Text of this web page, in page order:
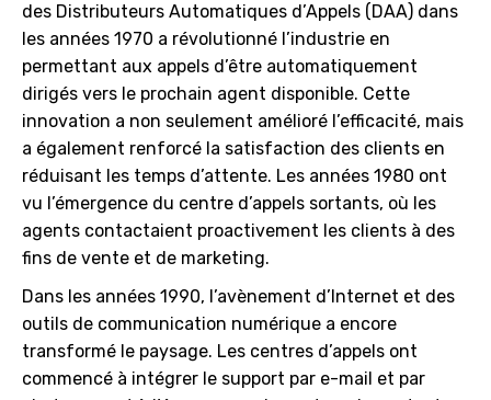
des Distributeurs Automatiques d’Appels (DAA) dans
les années 1970 a révolutionné l’industrie en
permettant aux appels d’être automatiquement
dirigés vers le prochain agent disponible. Cette
innovation a non seulement amélioré l’efficacité, mais
a également renforcé la satisfaction des clients en
réduisant les temps d’attente. Les années 1980 ont
vu l’émergence du centre d’appels sortants, où les
agents contactaient proactivement les clients à des
fins de vente et de marketing.
Dans les années 1990, l’avènement d’Internet et des
outils de communication numérique a encore
transformé le paysage. Les centres d’appels ont
commencé à intégrer le support par e-mail et par